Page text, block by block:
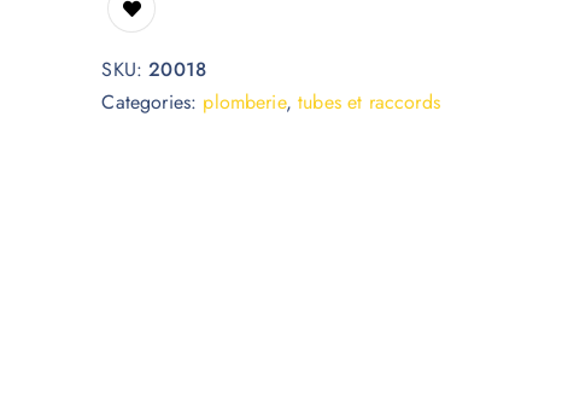
SKU:20018
Categories: plomberie,tubes et raccords